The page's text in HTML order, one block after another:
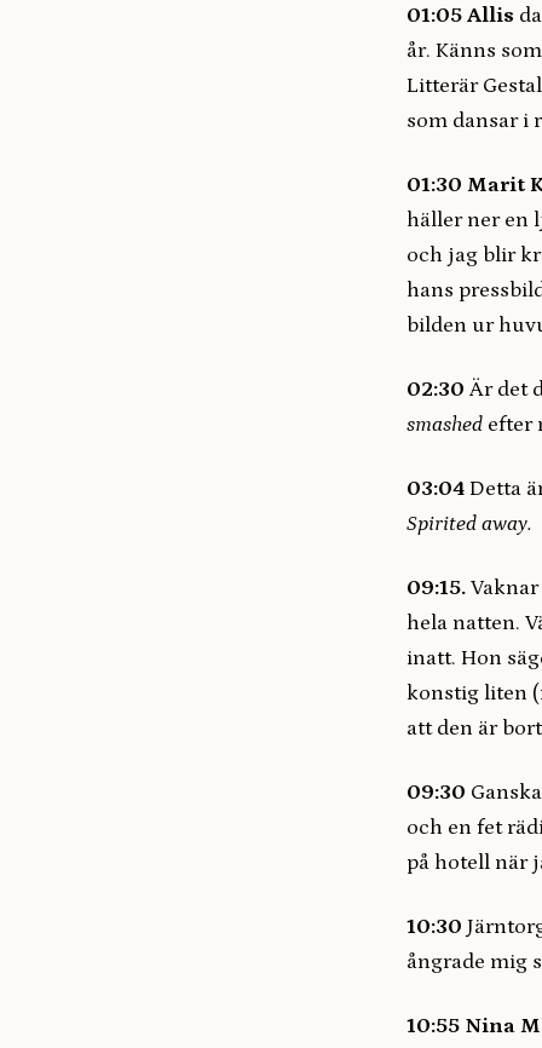
01:05 Allis
år. Känns
Litterär
som dansar i
01:30 Marit
häller ner en
och jag blir
hans
bilden ur
02:30 Är det
smashed efter
03:04 Detta
Spirited away.
09:15.
hela natten.
inatt. Hon
konstig liten
att den är
09:30
och en fet
på hotell när
10:30
ångrade mig
10:55 Nina